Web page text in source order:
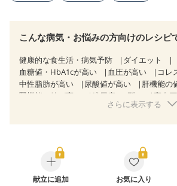
こんな病気・お悩みの方向けのレシピ
健康的な食生活・病気予防
ダイエット
血糖値・HbA1cが高い
血圧が高い
コレ
中性脂肪が高い
尿酸値が高い
肝機能の
腎機能の値が高い
糖尿病（2型） 高血圧
胃ポリープ
胆石症
乳がん（抗がん剤治療中）
乳がん（ホル
乳がん（放射線治療中）
乳がん治療を終えた方・経過観察中の方など
さらに表示する
献立に追加 お気に入り